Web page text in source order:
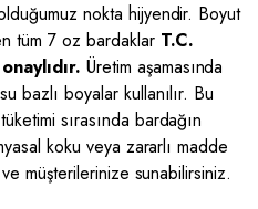
nokta hijyendir. Boyut
tüm 7 oz bardaklar T.C.
Üretim aşamasında
bazlı boyalar kullanılır. Bu
sırasında bardağın
koku veya zararlı madde
müşterilerinize sunabilirsiniz.